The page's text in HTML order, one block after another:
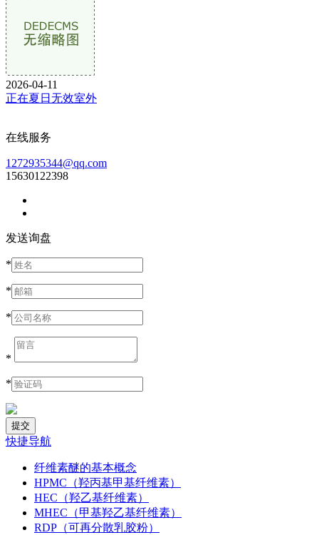
2026-04-11
正在夏日无效室外
在线服务
1272935344@qq.com
15630122398
发送询盘
*
*
*
*
*
快捷导航
纤维素醚的基本概念
HPMC（羟丙基甲基纤维素）
HEC（羟乙基纤维素）
MHEC（甲基羟乙基纤维素）
RDP（可再分散乳胶粉）